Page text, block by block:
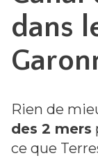
dans
Rien de
des 2 mers
ce que